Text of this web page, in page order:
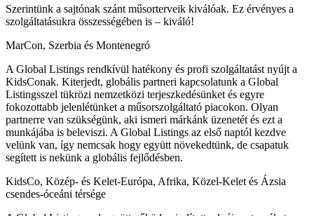
Szerintünk a sajtónak szánt műsorterveik kiválóak. Ez érvényes a
szolgáltatásukra összességében is – kiváló!
MarCon, Szerbia és Montenegró
A Global Listings rendkívül hatékony és profi szolgáltatást nyújt a
KidsConak. Kiterjedt, globális partneri kapcsolatunk a Global
Listingsszel tükrözi nemzetközi terjeszkedésünket és egyre
fokozottabb jelenlétünket a műsorszolgáltató piacokon. Olyan
partnerre van szükségünk, aki ismeri márkánk üzenetét és ezt a
munkájába is beleviszi. A Global Listings az első naptól kezdve
velünk van, így nemcsak hogy együtt növekedtünk, de csapatuk
segített is nekünk a globális fejlődésben.
KidsCo, Közép- és Kelet-Európa, Afrika, Közel-Kelet és Ázsia
csendes-óceáni térsége